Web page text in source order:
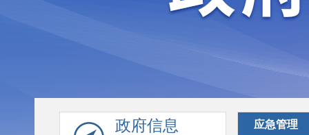
政府信息
应急管理